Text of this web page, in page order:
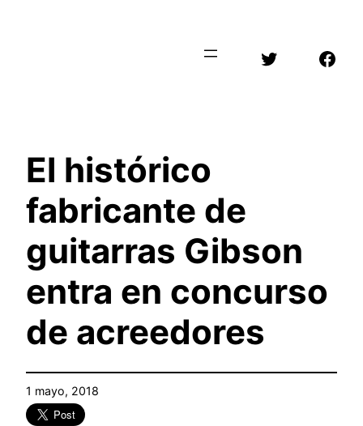
Twitter
El histórico
fabricante de
guitarras Gibson
entra en concurso
de acreedores
1 mayo, 2018